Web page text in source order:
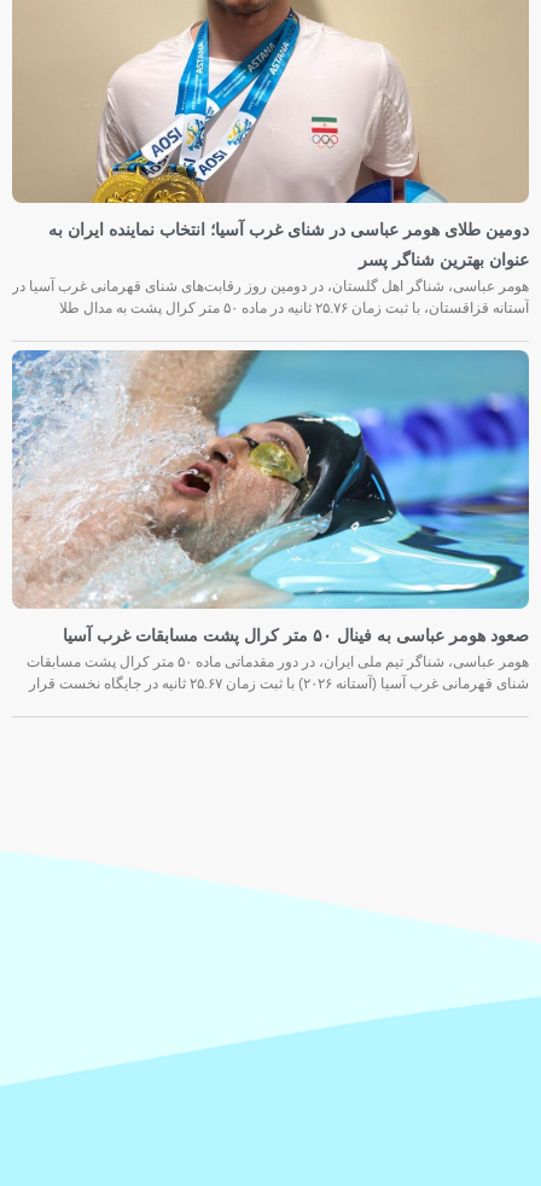
دومین طلای هومر عباسی در شنای غرب آسیا؛ انتخاب نماینده ایران به
عنوان بهترین شناگر پسر
هومر عباسی، شناگر اهل گلستان، در دومین روز رقابت‌های شنای قهرمانی غرب آسیا در
آستانه قزاقستان، با ثبت زمان ۲۵.۷۶ ثانیه در ماده ۵۰ متر کرال پشت به مدال طلا
صعود هومر عباسی به فینال ۵۰ متر کرال پشت مسابقات غرب آسیا
هومر عباسی، شناگر تیم ملی ایران، در دور مقدماتی ماده ۵۰ متر کرال پشت مسابقات
شنای قهرمانی غرب آسیا (آستانه ۲۰۲۶) با ثبت زمان ۲۵.۶۷ ثانیه در جایگاه نخست قرار